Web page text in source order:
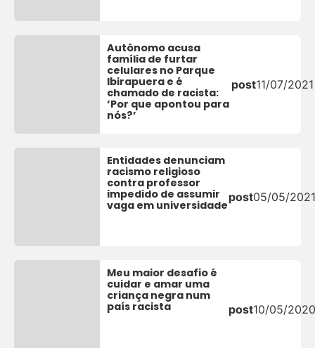
Autônomo acusa
família de furtar
celulares no Parque
Ibirapuera e é
chamado de racista:
‘Por que apontou para
nós?’
post11/07/2021
Entidades denunciam
racismo religioso
contra professor
impedido de assumir
vaga em universidade
post05/05/
Meu maior desafio é
cuidar e amar uma
criança negra num
país racista
post10/05/